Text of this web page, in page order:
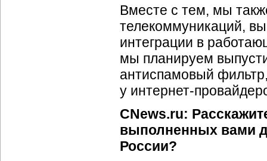
Вместе с тем, мы
телекоммуникаций,
интеграции в
мы планируем
антиспамовый
у интернет-
CNews.ru:
выполненных вами
России?